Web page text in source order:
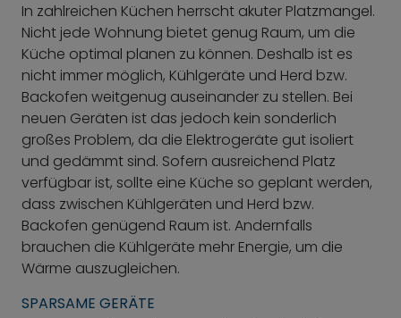
In zahlreichen Küchen herrscht akuter Platzmangel.
Nicht jede Wohnung bietet genug Raum, um die
Küche optimal planen zu können. Deshalb ist es
nicht immer möglich, Kühlgeräte und Herd bzw.
Backofen weitgenug auseinander zu stellen. Bei
neuen Geräten ist das jedoch kein sonderlich
großes Problem, da die Elektrogeräte gut isoliert
und gedämmt sind. Sofern ausreichend Platz
verfügbar ist, sollte eine Küche so geplant werden,
dass zwischen Kühlgeräten und Herd bzw.
Backofen genügend Raum ist. Andernfalls
brauchen die Kühlgeräte mehr Energie, um die
Wärme auszugleichen.
SPARSAME GERÄTE